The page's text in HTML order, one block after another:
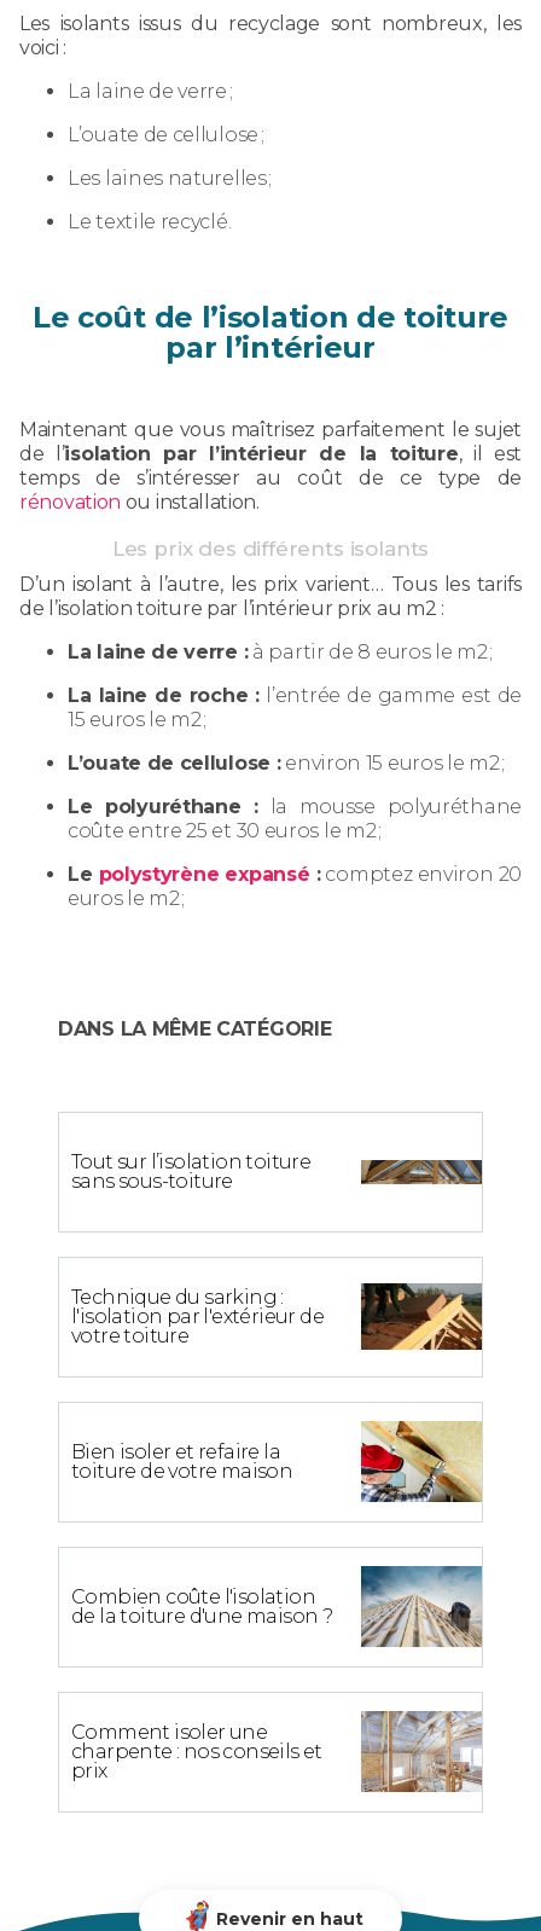
Les isolants issus du recyclage sont nombreux, les
voici :
La laine de verre ;
L’ouate de cellulose ;
Les laines naturelles ;
Le textile recyclé.
Le coût de l’isolation de toiture
par l’intérieur
Maintenant que vous maîtrisez parfaitement le sujet
de l’isolation par l’intérieur de la toiture, il est
temps de s’intéresser au coût de ce type de
rénovation ou installation.
Les prix des différents isolants
D’un isolant à l’autre, les prix varient… Tous les tarifs
de l’isolation toiture par l’intérieur prix au m2 :
La laine de verre :à partir de 8 euros le m2 ;
La laine de roche : l’entrée de gamme est de
15 euros le m2 ;
L’ouate de cellulose :environ 15 euros le m2 ;
Le polyuréthane :la mousse polyuréthane
coûte entre 25 et 30 euros le m2 ;
Le polystyrène expansé :comptez environ 20
euros le m2 ;
DANS LA MÊME CATÉGORIE
Tout sur l’isolation toiture
sans sous-toiture
Technique du sarking :
l'isolation par l'extérieur de
votre toiture
Bien isoler et refaire la
toiture de votre maison
Combien coûte l'isolation
de la toiture d'une maison ?
Comment isoler une
charpente : nos conseils et
prix
Revenir en haut